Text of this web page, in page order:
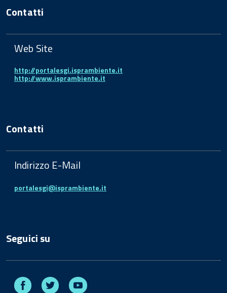
Contatti
Web Site
http://portalesgi.isprambiente.it
http://www.isprambiente.it
Contatti
Indirizzo E-Mail
portalesgi@isprambiente.it
Seguici su
Facebook Twitter